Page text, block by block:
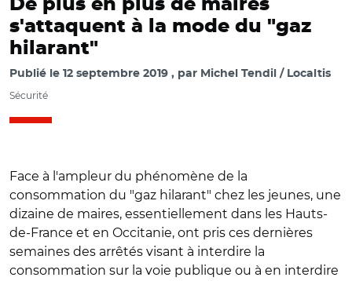
De plus en plus de maires
s'attaquent à la mode du "gaz
hilarant"
Publié le 12 septembre 2019 par Michel Tendil / Localtis
Sécurité
Face à l'ampleur du phénomène de la
consommation du "gaz hilarant" chez les jeunes, une
dizaine de maires, essentiellement dans les Hauts-
de-France et en Occitanie, ont pris ces dernières
semaines des arrêtés visant à interdire la
consommation sur la voie publique ou à en interdire